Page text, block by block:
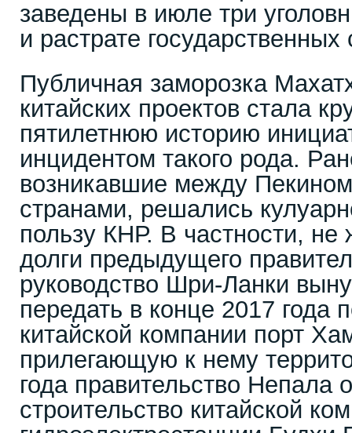
заведены в июле три
и растрате государственных
Публичная заморозка
китайских проектов стала
пятилетнюю историю
инцидентом такого рода.
возникавшие между
странами, решались
пользу КНР. В частности, не
долги предыдущего
руководство Шри-Ланки
передать в конце 2017 года
китайской компании порт
прилегающую к нему
года правительство Непала
строительство китайской